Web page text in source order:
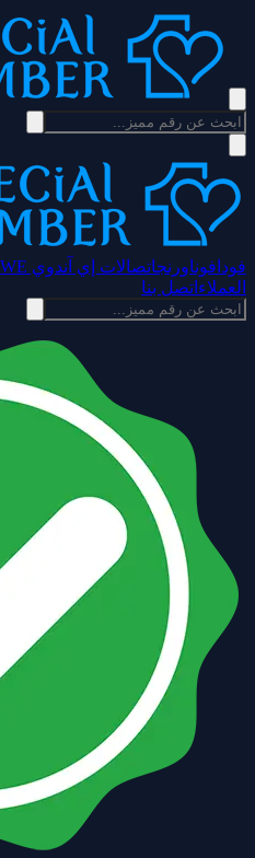
فودافوناورنجاتصالات إي آندوي WE
العملاء اتصل بنا